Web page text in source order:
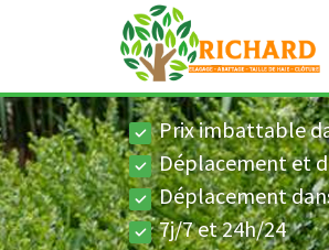
Prix imbattable
Déplacement et
Déplacement
7j/7 et 24h/24